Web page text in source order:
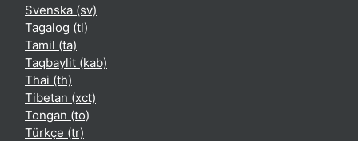
Svenska ‎(sv)‎
Tagalog ‎(tl)‎
Tamil ‎(ta)‎
Taqbaylit ‎(kab)‎
Thai ‎(th)‎
Tibetan ‎(xct)‎
Tongan ‎(to)‎
Türkçe ‎(tr)‎